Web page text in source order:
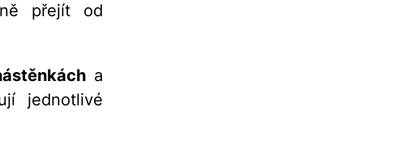
přejít od
a
jednotlivé